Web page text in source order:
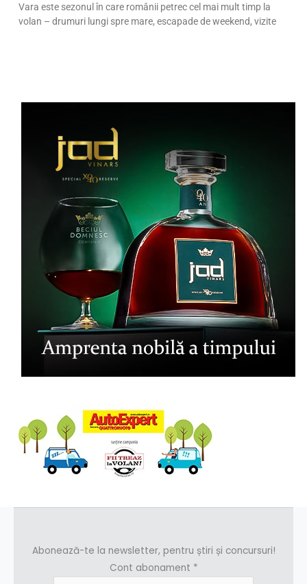
Vara este sezonul în care românii petrec cel mai mult timp la
volan – drumuri lungi spre mare, escapade de weekend, vizite
Abonează-te la newsletter, pentru știri și concursuri!
Cont abonament *